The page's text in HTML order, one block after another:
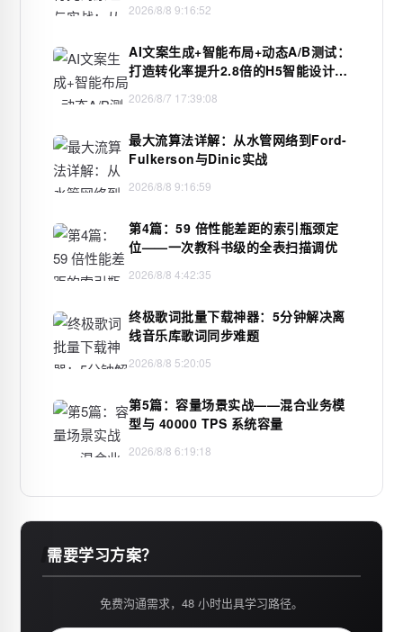
2026/8/8 9:16:52
AI文案生成+智能布局+动态A/B测试：
打造转化率提升2.8倍的H5智能设计闭
2026/8/7 17:39:08
最大流算法详解：从水管网络到Ford-
Fulkerson与Dinic实战
2026/8/8 9:16:59
第4篇：59 倍性能差距的索引瓶颈定
位——一次教科书级的全表扫描调优
2026/8/8 4:42:35
终极歌词批量下载神器：5分钟解决离
线音乐库歌词同步难题
2026/8/8 5:20:05
第5篇：容量场景实战——混合业务模
型与 40000 TPS 系统容量
2026/8/8 6:19:18
需要学习方案？
免费沟通需求，48 小时出具学习路径。